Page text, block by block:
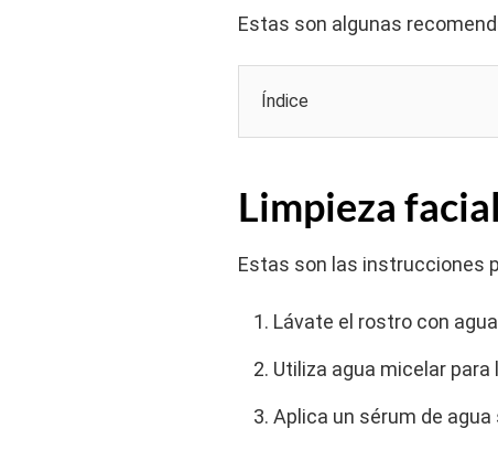
Estas son algunas
Índice
Limpieza
Estas son las instrucciones
Lávate el rostro con
Utiliza agua micelar para
Aplica un sérum de